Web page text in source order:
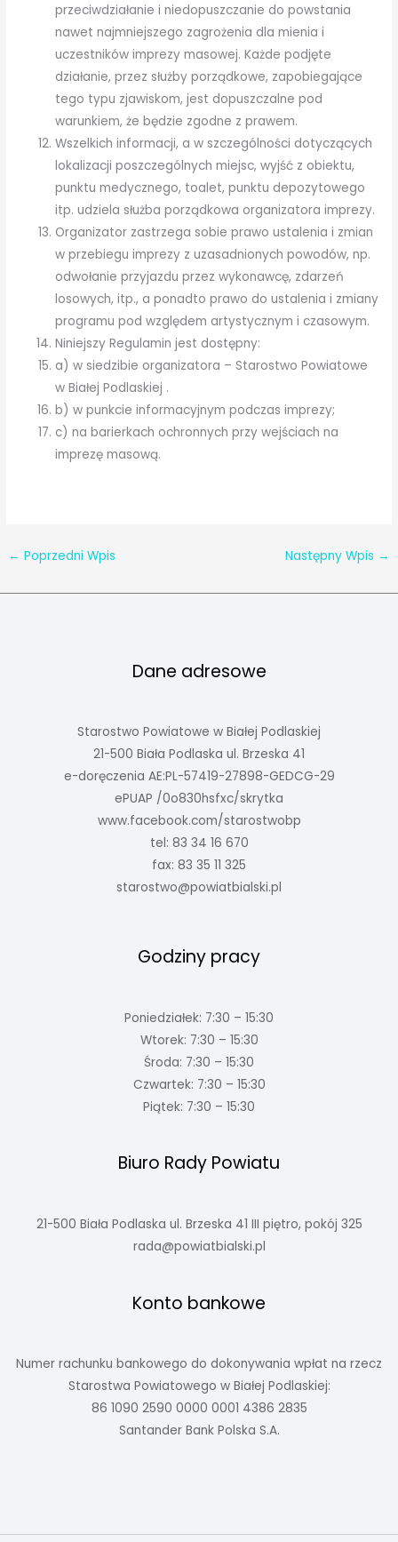
przeciwdziałanie i niedopuszczanie do powstania
nawet najmniejszego zagrożenia dla mienia i
uczestników imprezy masowej. Każde podjęte
działanie, przez służby porządkowe, zapobiegające
tego typu zjawiskom, jest dopuszczalne pod
warunkiem, że będzie zgodne z prawem.
Wszelkich informacji, a w szczególności dotyczących
lokalizacji poszczególnych miejsc, wyjść z obiektu,
punktu medycznego, toalet, punktu depozytowego
itp. udziela służba porządkowa organizatora imprezy.
Organizator zastrzega sobie prawo ustalenia i zmian
w przebiegu imprezy z uzasadnionych powodów, np.
odwołanie przyjazdu przez wykonawcę, zdarzeń
losowych, itp., a ponadto prawo do ustalenia i zmiany
programu pod względem artystycznym i czasowym.
Niniejszy Regulamin jest dostępny:
a) w siedzibie organizatora – Starostwo Powiatowe
w Białej Podlaskiej .
b) w punkcie informacyjnym podczas imprezy;
c) na barierkach ochronnych przy wejściach na
imprezę masową.
← Poprzedni Wpis Następny Wpis →
Dane adresowe
Starostwo Powiatowe w Białej Podlaskiej
21-500 Biała Podlaska ul. Brzeska 41
e-doręczenia AE:PL-57419-27898-GEDCG-29
ePUAP /0o830hsfxc/skrytka
www.facebook.com/starostwobp
tel: 83 34 16 670
fax: 83 35 11 325
starostwo@powiatbialski.pl
Godziny pracy
Poniedziałek: 7:30 – 15:30
Wtorek: 7:30 – 15:30
Środa: 7:30 – 15:30
Czwartek: 7:30 – 15:30
Piątek: 7:30 – 15:30
Biuro Rady Powiatu
21-500 Biała Podlaska ul. Brzeska 41 III piętro, pokój 325
rada@powiatbialski.pl
Konto bankowe
Numer rachunku bankowego do dokonywania wpłat na rzecz
Starostwa Powiatowego w Białej Podlaskiej:
86 1090 2590 0000 0001 4386 2835
Santander Bank Polska S.A.